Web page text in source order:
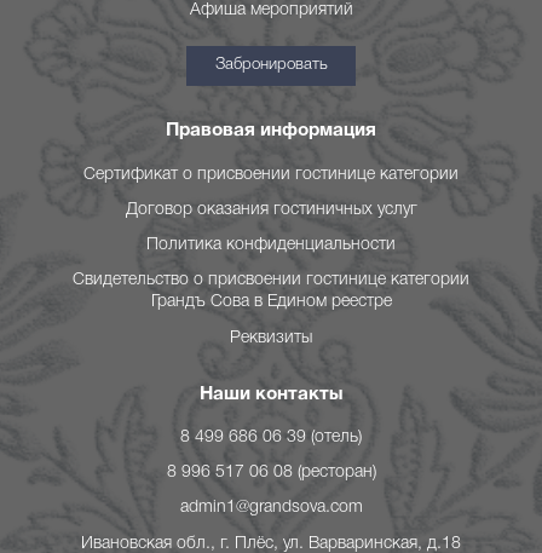
Афиша мероприятий
Забронировать
Правовая информация
Сертификат о присвоении гостинице категории
Договор оказания гостиничных услуг
Политика конфиденциальности
Свидетельство о присвоении гостинице категории
Грандъ Сова в Едином реестре
Реквизиты
Наши контакты
8 499 686 06 39 (отель)
8 996 517 06 08(ресторан)
admin1@grandsova.com
Ивановская обл., г. Плёс, ул. Варваринская, д.18